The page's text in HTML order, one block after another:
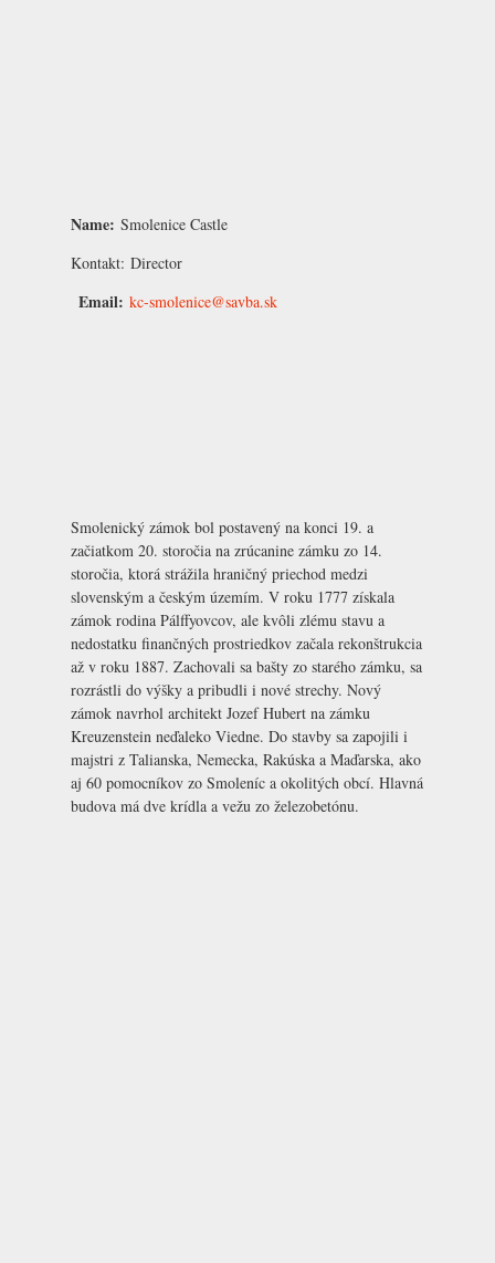
Name: Smolenice Castle
Kontakt: Director
Email: kc-smolenice@savba.sk
Smolenický zámok bol postavený na konci 19. a
začiatkom 20. storočia na zrúcanine zámku zo 14.
storočia, ktorá strážila hraničný priechod medzi
slovenským a českým územím. V roku 1777 získala
zámok rodina Pálffyovcov, ale kvôli zlému stavu a
nedostatku finančných prostriedkov začala rekonštrukcia
až v roku 1887. Zachovali sa bašty zo starého zámku, sa
rozrástli do výšky a pribudli i nové strechy. Nový
zámok navrhol architekt Jozef Hubert na zámku
Kreuzenstein neďaleko Viedne. Do stavby sa zapojili i
majstri z Talianska, Nemecka, Rakúska a Maďarska, ako
aj 60 pomocníkov zo Smoleníc a okolitých obcí. Hlavná
budova má dve krídla a vežu zo železobetónu.